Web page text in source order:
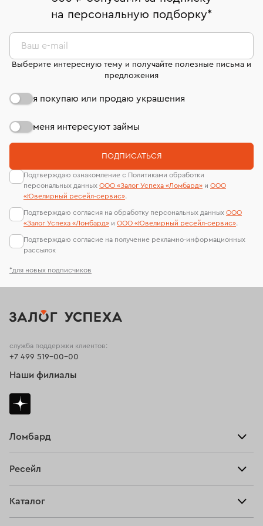
право передумать, если изделие вам не подошло. 7
дней на возврат. Детальные условия возврата
комиссионных украшений и часов смотрите на
странице«Возврат украшений»
На особо ценные изделия получены
сертификаты МГУ и других геммологических
лабораторий
на персональную подборку*
*для новых подписчиков
Ваш e-mail
Выберите интересную тему и получайте полезные письма и
предложения
я покупаю или продаю украшения
меня интересуют займы
ПОДПИСАТЬСЯ
Подтверждаю ознакомление с Политиками обработки
персональных данных ООО «Залог Успеха «Ломбард» и ООО
«Ювелирный ресейл-сервиc».
Подтверждаю согласия на обработку персональных данных ООО
«Залог Успеха «Ломбард» и ООО «Ювелирный ресейл-сервиc».
Подтверждаю согласие на получение рекламно-информационных
рассылок
Ломбард
Тарифы
Ресейл
Каталог
служба поддержки клиентов:
+7 499 519-00-00
Наши филиалы